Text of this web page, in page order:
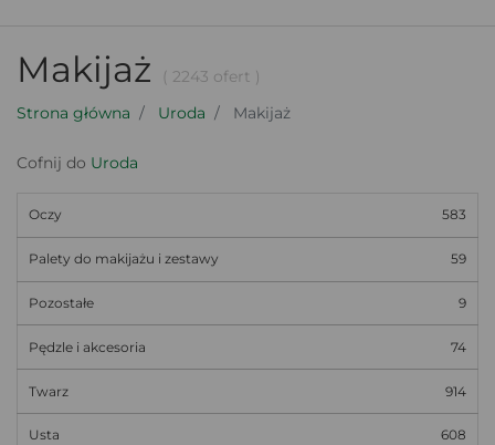
Makijaż
( 2243 ofert )
Strona główna
Uroda Makijaż
Cofnij do Uroda
Oczy 583
Palety do makijażu i zestawy 59
Pozostałe 9
Pędzle i akcesoria 74
Twarz 914
Usta 608